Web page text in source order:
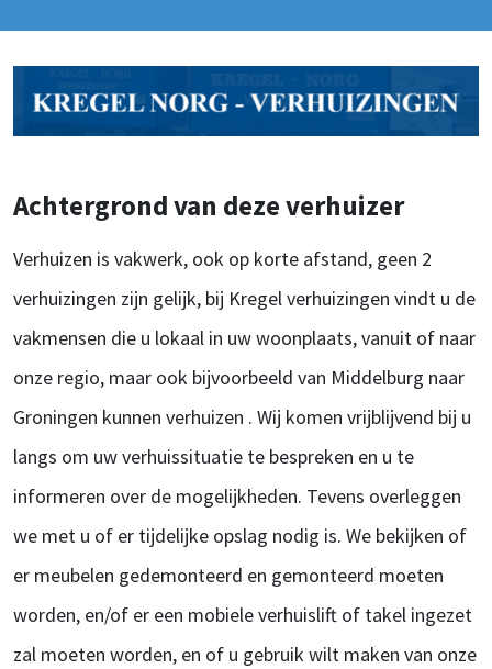
Achtergrond van deze verhuizer
Verhuizen is vakwerk, ook op korte afstand, geen 2
verhuizingen zijn gelijk, bij Kregel verhuizingen vindt u de
vakmensen die u lokaal in uw woonplaats, vanuit of naar
onze regio, maar ook bijvoorbeeld van Middelburg naar
Groningen kunnen verhuizen . Wij komen vrijblijvend bij u
langs om uw verhuissituatie te bespreken en u te
informeren over de mogelijkheden. Tevens overleggen
we met u of er tijdelijke opslag nodig is. We bekijken of
er meubelen gedemonteerd en gemonteerd moeten
worden, en/of er een mobiele verhuislift of takel ingezet
zal moeten worden, en of u gebruik wilt maken van onze